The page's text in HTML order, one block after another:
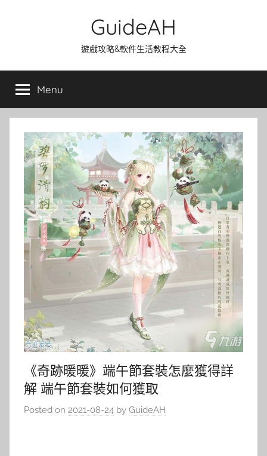
GuideAH
遊戲攻略&軟件生活教程大全
Menu
《奇跡暖暖》端午節套裝怎麼獲得詳
解 端午節套裝如何獲取
Posted on 2021-08-24 by GuideAH